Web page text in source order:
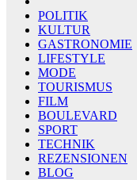
POLITIK
KULTUR
GASTRONOMIE
LIFESTYLE
MODE
TOURISMUS
FILM
BOULEVARD
SPORT
TECHNIK
REZENSIONEN
BLOG